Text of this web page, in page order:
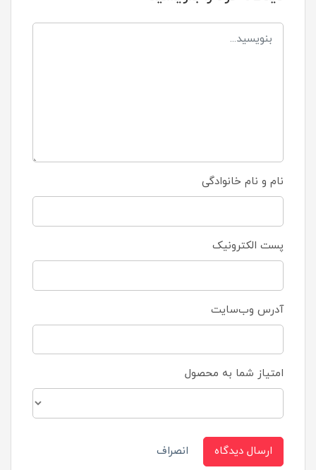
نام و نام خانوادگی
پست الکترونیک
آدرس وب‌سایت
امتیاز شما به محصول
ارسال دیدگاه انصراف